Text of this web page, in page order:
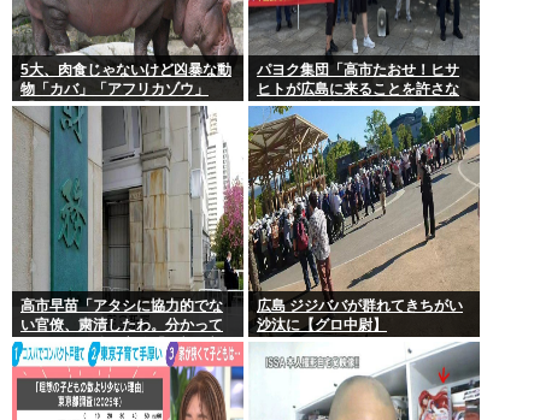
5大、肉食じゃないけど凶暴な動
物「カバ」「アフリカゾウ」
「バッファロー」「コーカサス
オオカブト」
パヨク集団「高市たおせ！ヒサ
ヒトが広島に来ることを許さな
い！天皇制打倒！」
高市早苗「アタシに協力的でな
い官僚、粛清したわ。分かって
るわね？」他の官僚「(ブルブ
ル)」
広島 ジジババが群れてきちがい
沙汰に【グロ中尉】